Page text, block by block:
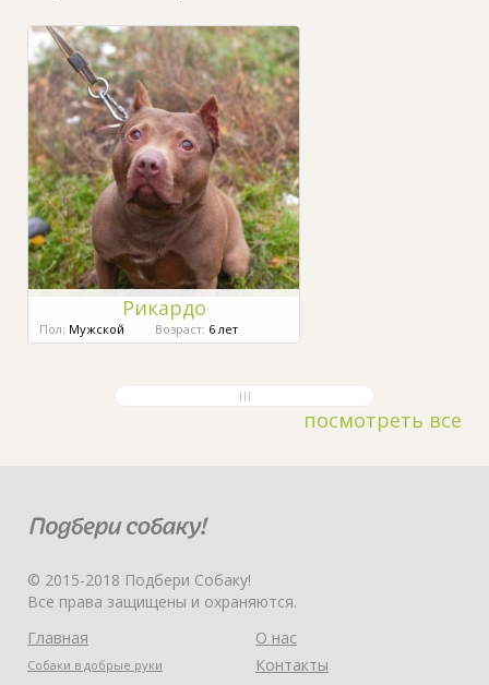
Рикардо
Пол: Мужской Возраст: 6 лет
посмотреть все
© 2015-2018 Подбери Собаку!
Все права защищены и охраняются.
Главная
Собаки в добрые руки
О нас
Контакты